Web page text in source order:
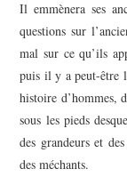
Il emmènera ses
questions sur
mal sur ce qu’ils
puis il y a peut-être
histoire d’hommes,
sous les pieds
des grandeurs et
des méchants.